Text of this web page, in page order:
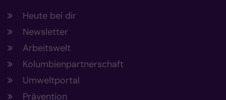
Heute bei dir
Newsletter
Arbeitswelt
Kolumbienpartnerschaft
Umweltportal
Prävention